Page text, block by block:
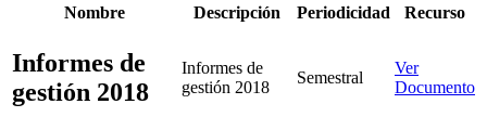
Nombre
Descripción Periodicidad Recurso
Informes de
gestión 2018
Informes de
gestión 2018
Semestral
Ver
Documento